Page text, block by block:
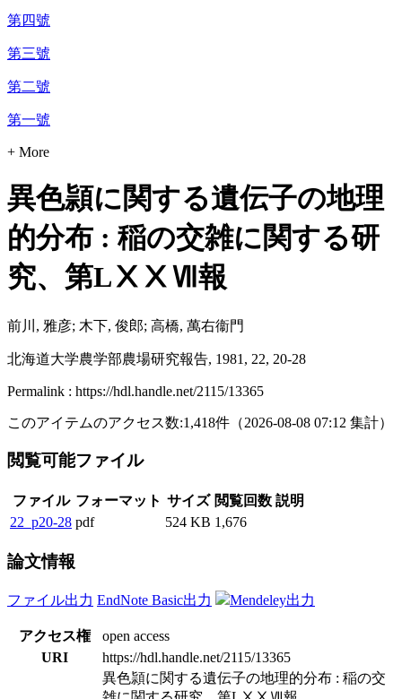
第四號
第三號
第二號
第一號
+ More
異色頴に関する遺伝子の地理
的分布 : 稲の交雑に関する研
究、第LⅩⅩⅦ報
前川, 雅彦; 木下, 俊郎; 高橋, 萬右衞門
北海道大学農学部農場研究報告, 1981, 22, 20-28
Permalink : https://hdl.handle.net/2115/13365
このアイテムのアクセス数:1,418件 （2026-08-08 07:12 集計）
閲覧可能ファイル
ファイル フォーマット サイズ 閲覧回数 説明
22_p20-28 pdf 524 KB 1,676
論文情報
ファイル出力 EndNote Basic出力 Mendeley出力
アクセス権
open access
URI
https://hdl.handle.net/2115/13365
異色頴に関する遺伝子の地理的分布 : 稲の交